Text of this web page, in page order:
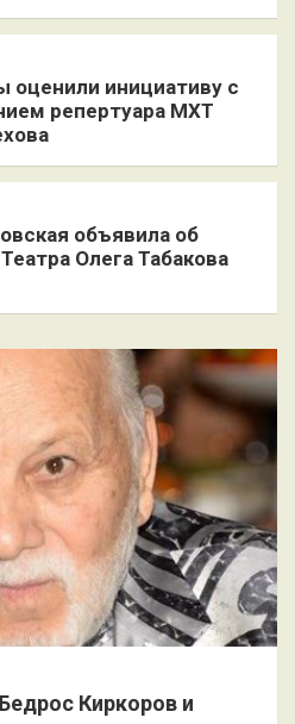
оценили инициативу с
репертуара МХТ
объявила об
Олега Табакова
Киркоров и